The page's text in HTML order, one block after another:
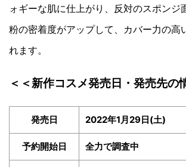
ォギーな肌に仕上がり、反対のスポンジ
粉の密着度がアップして、カバー力の高
れます。
＜＜新作コスメ発売日・発売先の
発売日 2022年1月29日(土)
予約開始日 全力で調査中